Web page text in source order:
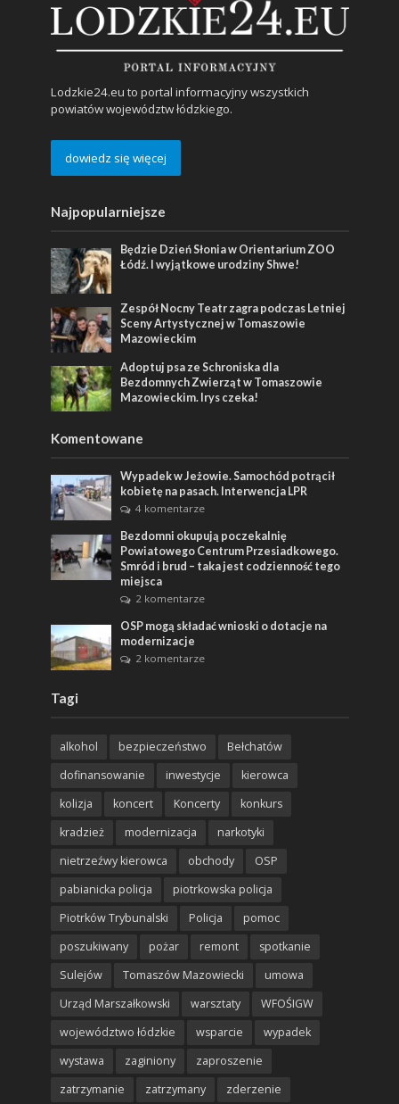
Lodzkie24.eu to portal informacyjny wszystkich
powiatów województw łódzkiego.
dowiedz się więcej
Najpopularniejsze
Będzie Dzień Słonia w Orientarium ZOO
Łódź. I wyjątkowe urodziny Shwe!
Zespół Nocny Teatr zagra podczas Letniej
Sceny Artystycznej w Tomaszowie
Mazowieckim
Adoptuj psa ze Schroniska dla
Bezdomnych Zwierząt w Tomaszowie
Mazowieckim. Irys czeka!
Komentowane
Wypadek w Jeżowie. Samochód potrącił
kobietę na pasach. Interwencja LPR
4 komentarze
Bezdomni okupują poczekalnię
Powiatowego Centrum Przesiadkowego.
Smród i brud – taka jest codzienność tego
miejsca
2 komentarze
OSP mogą składać wnioski o dotacje na
modernizacje
2 komentarze
Tagi
alkohol bezpieczeństwo
Bełchatów
dofinansowanie
inwestycje
kierowca
kolizja
koncert Koncerty
konkurs
kradzież
modernizacja
narkotyki
nietrzeźwy kierowca
obchody
OSP
pabianicka policja
piotrkowska policja
Piotrków Trybunalski
Policja
pomoc
poszukiwany
pożar remont
spotkanie
Sulejów
Tomaszów Mazowiecki
umowa
Urząd Marszałkowski
warsztaty
WFOŚIGW
województwo łódzkie
wsparcie
wypadek
wystawa
zaginiony
zaproszenie
zatrzymanie
zatrzymany zderzenie